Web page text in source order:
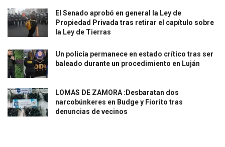
El Senado aprobó en general la Ley de
Propiedad Privada tras retirar el capítulo sobre
la Ley de Tierras
Un policía permanece en estado crítico tras ser
baleado durante un procedimiento en Luján
LOMAS DE ZAMORA :Desbaratan dos
narcobúnkeres en Budge y Fiorito tras
denuncias de vecinos